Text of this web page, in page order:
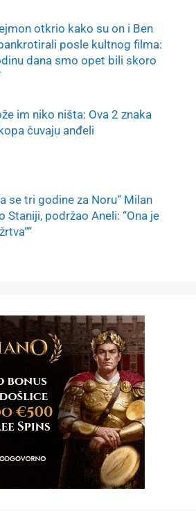
otkrio kako su on i Ben
posle kultnog filma:
dana smo opet bili skoro
im niko ništa: Ova 2 znaka
čuvaju anđeli
se tri godine za Noru“ Milan
Staniji, podržao Aneli: “Ona je